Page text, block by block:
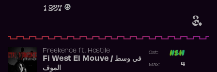
3.
1 287
Freekence ft. Hostile
Fi West El Mouve / في وسط
الموف
Ost:
4
Max: